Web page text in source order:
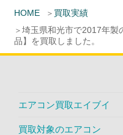
HOME
買取実績
埼玉県和光市で2017年製
品】を買取しました。
エアコン買取エイブイ
買取対象のエアコン